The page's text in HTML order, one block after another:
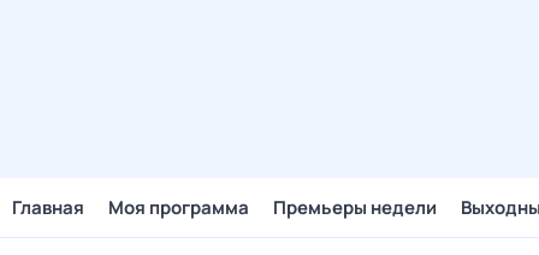
Главная Моя программа Премьеры недели